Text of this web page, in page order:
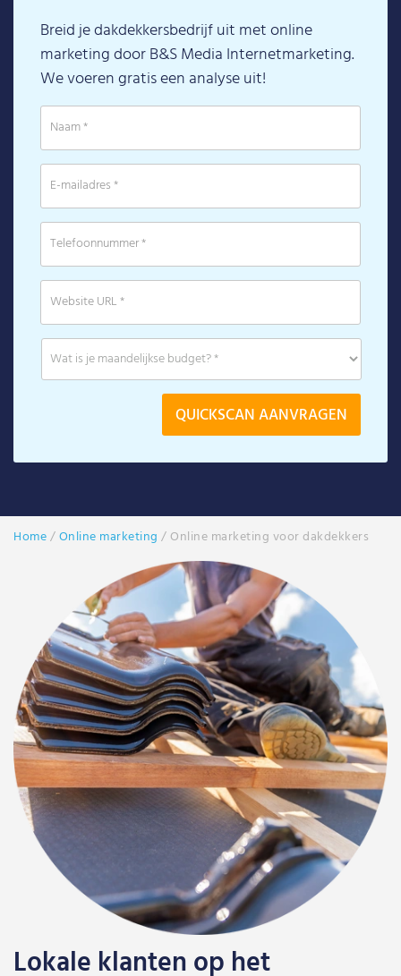
Breid je dakdekkersbedrijf uit met online
marketing door B&S Media Internetmarketing.
We voeren gratis een analyse uit!
Home/Online marketing / Online marketing voor dakdekkers
Lokale klanten op het